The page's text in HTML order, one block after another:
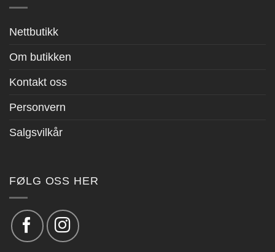
Nettbutikk
Om butikken
Kontakt oss
Personvern
Salgsvilkår
FØLG OSS HER